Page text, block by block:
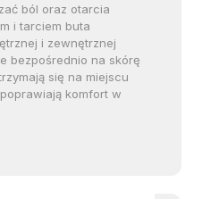
ból oraz otarcia
i tarciem buta
i zewnętrznej
bezpośrednio na skórę
się na miejscu
komfort w